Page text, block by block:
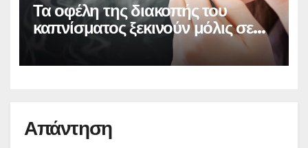
Τα οφέλη της διακοπής του
καπνίσματος ξεκινούν μόλις σε
20 λεπτά
Απάντηση